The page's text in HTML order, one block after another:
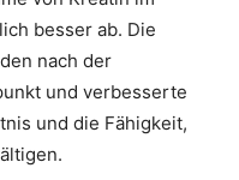
besser ab. Die
nach der
und verbesserte
und die Fähigkeit,